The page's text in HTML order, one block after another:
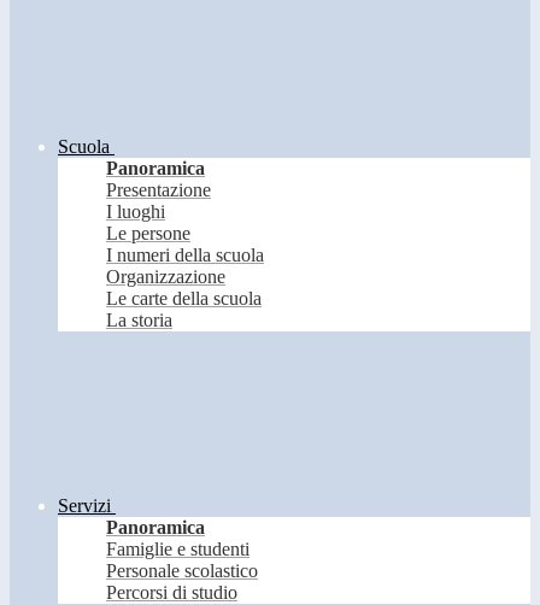
Scuola
Panoramica
Presentazione
I luoghi
Le persone
I numeri della scuola
Organizzazione
Le carte della scuola
La storia
Servizi
Panoramica
Famiglie e studenti
Personale scolastico
Percorsi di studio